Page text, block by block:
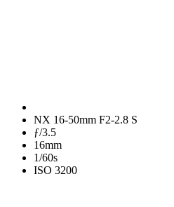
NX 16-50mm F2-2.8 S
ƒ/3.5
16mm
1/60s
ISO 3200